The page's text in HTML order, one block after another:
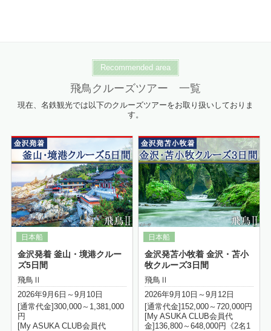
Recommended area
飛鳥クルーズツアー 一覧
現在、名鉄観光では以下のクルーズツアーをお取り扱いしておりま
す。
金沢発着 釜山・境港クルー
ズ5日間
飛鳥Ⅱ
2026年9月6日～9月10日
[通常代金]300,000～1,381,000
円
[My ASUKA CLUB会員代
金沢発苫小牧着 金沢・苫小
牧クルーズ3日間
飛鳥Ⅱ
2026年9月10日～9月12日
[通常代金]152,000～720,000円
[My ASUKA CLUB会員代
金]136,800～648,000円《2名1
詳細はこちら